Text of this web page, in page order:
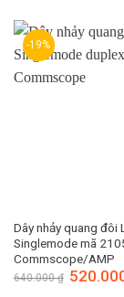
-19%
Dây nhảy quang đôi
Singlemode mã
Commscope/AMP
640.000₫ Giá
gốc